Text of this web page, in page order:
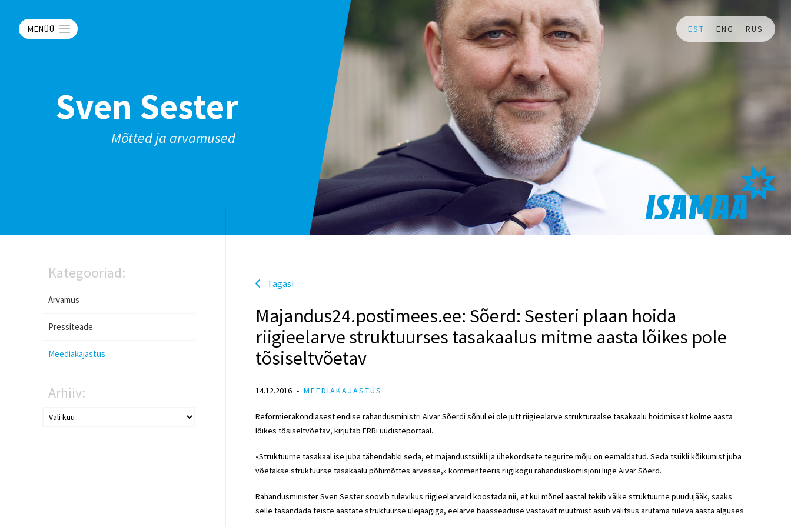
MENÜÜ EST ENG RUS
Sven Sester
Mõtted ja arvamused
Kategooriad:
Arvamus
Pressiteade
Meediakajastus
Arhiiv:
Tagasi
Majandus24.postimees.ee: Sõerd: Sesteri plaan hoida
riigieelarve struktuurses tasakaalus mitme aasta lõikes pole
tõsiseltvõetav
14.12.2016 MEEDIAKAJASTUS
Reformierakondlasest endise rahandusministri Aivar Sõerdi sõnul ei ole jutt riigieelarve strukturaalse tasakaalu hoidmisest kolme aasta
lõikes tõsiseltvõetav, kirjutab ERRi uudisteportaal.
«Struktuurne tasakaal ise juba tähendabki seda, et majandustsükli ja ühekordsete tegurite mõju on eemaldatud. Seda tsükli kõikumist juba
võetakse struktuurse tasakaalu põhimõttes arvesse,» kommenteeris riigikogu rahanduskomisjoni liige Aivar Sõerd.
Rahandusminister Sven Sester soovib tulevikus riigieelarveid koostada nii, et kui mõnel aastal tekib väike struktuurne puudujääk, saaks
selle tasandada teiste aastate struktuurse ülejäägiga, eelarve baasseaduse vastavat muutmist asub valitsus arutama tuleva aasta alguses.